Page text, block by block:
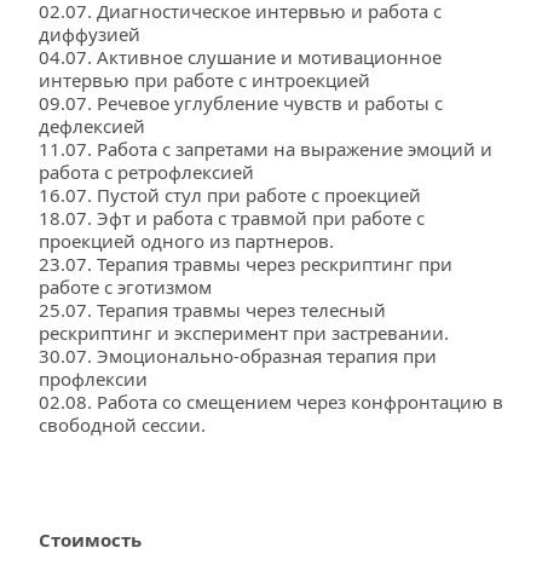
02.07. Диагностическое интервью и работа с
диффузией
04.07. Активное слушание и мотивационное
интервью при работе с интроекцией
09.07. Речевое углубление чувств и работы с
дефлексией
11.07. Работа с запретами на выражение эмоций и
работа с ретрофлексией
16.07. Пустой стул при работе с проекцией
18.07. Эфт и работа с травмой при работе с
проекцией одного из партнеров.
23.07. Терапия травмы через рескриптинг при
работе с эготизмом
25.07. Терапия травмы через телесный
рескриптинг и эксперимент при застревании.
30.07. Эмоционально-образная терапия при
профлексии
02.08. Работа со смещением через конфронтацию в
свободной сессии.
Стоимость